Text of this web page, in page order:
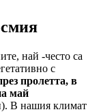
най -често са
с
пролетта, в
май
В нашия климат